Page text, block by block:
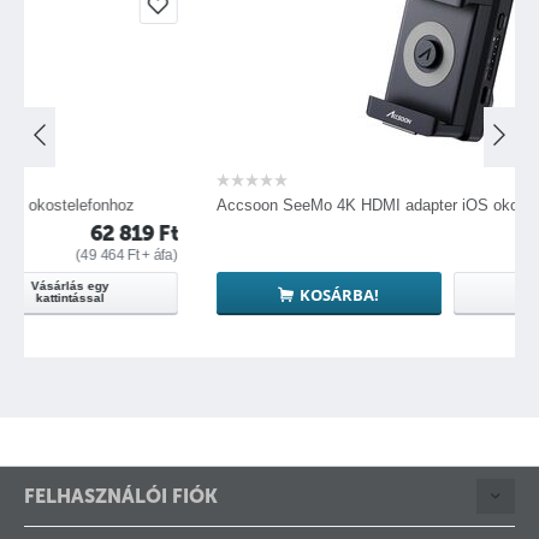
Accsoon SeeMo 4K HDMI adapter iOS okostelefonhoz
FELHASZNÁLÓI FIÓK